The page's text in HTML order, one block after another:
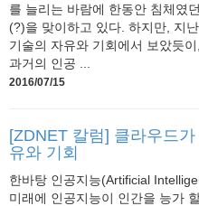
를 늘리는 바람에 한동안 침체였
(?)을 맞이하고 있다. 하지만, 지
기술의 자유와 기회에서 보았듯
과거의 인공 ...
2016/07/15
[ZDNET 칼럼] 클라우드
유와 기회
한바탕 인공지능(Artificial
미래에 인공지능이 인간을 능가